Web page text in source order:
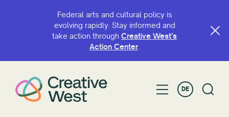
Federal arts and cultural policy is
evolving rapidly. Stay informed and
take action through Creative West’s
Action Center.
DE